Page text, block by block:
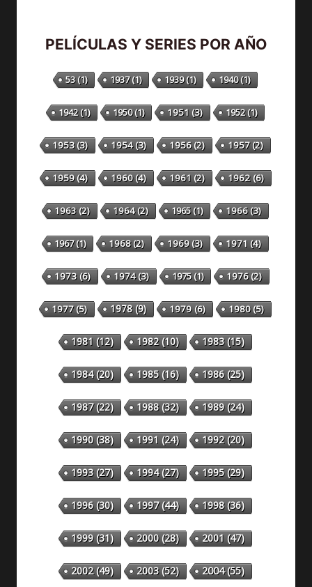
PELÍCULAS Y SERIES POR AÑO
53(1) 1937(1) 1939(1) 1940(1)
1942(1) 1950(1) 1951 (3) 1952(1)
1953(3) 1954(3) 1956(2) 1957(2)
1959(4) 1960(4) 1961 (2) 1962(6)
1963(2) 1964(2) 1965(1) 1966(3)
1967(1) 1968(2) 1969(3) 1971 (4)
1973(6) 1974(3) 1975(1) 1976(2)
1977(5) 1978(9) 1979(6) 1980(5)
1981 (12) 1982(10) 1983(15)
1984(20) 1985(16) 1986(25)
1987(22) 1988(32) 1989(24)
1990(38) 1991 (24) 1992(20)
1993(27) 1994(27) 1995(29)
1996(30) 1997(44) 1998(36)
1999(31) 2000(28) 2001 (47)
2002(49) 2003(52) 2004(55)